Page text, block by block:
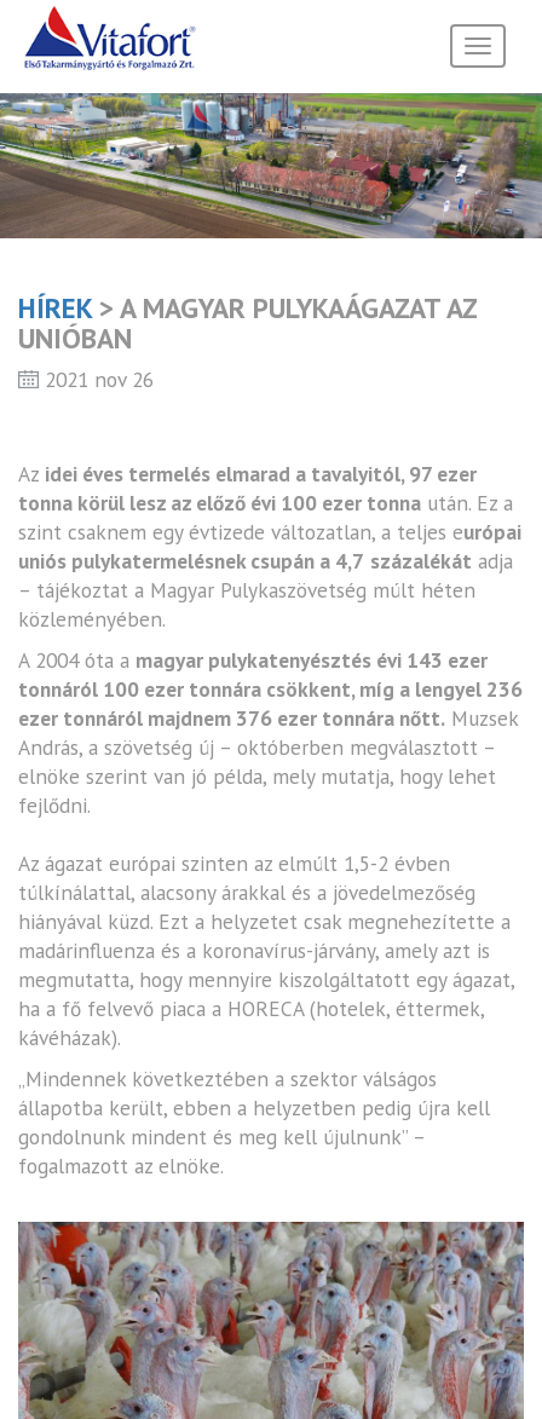
Toggle
HÍREK> A MAGYAR PULYKAÁGAZAT AZ
UNIÓBAN
2021 nov 26
Az idei éves termelés elmarad a tavalyitól, 97 ezer
tonna körül lesz az előző évi 100 ezer tonna után. Ez a
szint csaknem egy évtizede változatlan, a teljes európai
uniós pulykatermelésnek csupán a 4,7 százalékát adja
– tájékoztat a Magyar Pulykaszövetség múlt héten
közleményében.
A 2004 óta a magyar pulykatenyésztés évi 143 ezer
tonnáról 100 ezer tonnára csökkent, míg a lengyel 236
ezer tonnáról majdnem 376 ezer tonnára nőtt. Muzsek
András, a szövetség új – októberben megválasztott –
elnöke szerint van jó példa, mely mutatja, hogy lehet
fejlődni.
Az ágazat európai szinten az elmúlt 1,5-2 évben
túlkínálattal, alacsony árakkal és a jövedelmezőség
hiányával küzd. Ezt a helyzetet csak megnehezítette a
madárinfluenza és a koronavírus-járvány, amely azt is
megmutatta, hogy mennyire kiszolgáltatott egy ágazat,
ha a fő felvevő piaca a HORECA (hotelek, éttermek,
kávéházak).
„Mindennek következtében a szektor válságos
állapotba került, ebben a helyzetben pedig újra kell
gondolnunk mindent és meg kell újulnunk” –
fogalmazott az elnöke.